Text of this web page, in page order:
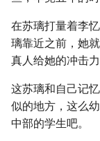
在苏璃打量着李
璃靠近之前，她
真人给她的冲击
这苏璃和自己记
似的地方，这么
中部的学生吧。